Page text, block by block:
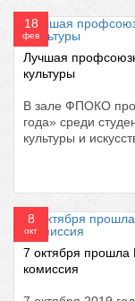
18
фев
Лучшая
культуры
В зале ФПОКО
года» среди
культуры и
8
окт
7 октября прошла
комиссия